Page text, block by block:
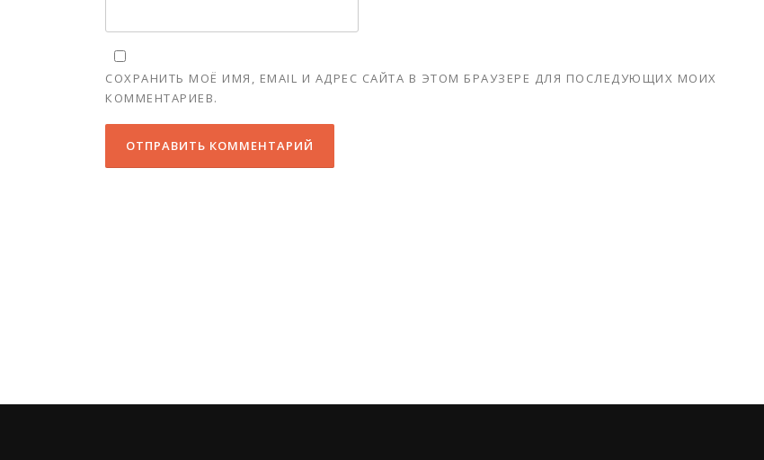
СОХРАНИТЬ МОЁ ИМЯ, EMAIL И АДРЕС САЙТА В ЭТОМ БРАУЗЕРЕ ДЛЯ ПОСЛЕДУЮЩИХ МОИХ
КОММЕНТАРИЕВ.